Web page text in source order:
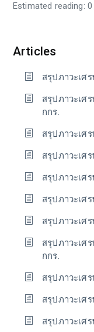
Estimated reading:
Articles
สรุปภาวะเศ
สรุปภาวะเศ
กกร.
สรุปภาวะเศ
สรุปภาวะเศ
สรุปภาวะเศ
สรุปภาวะเศ
สรุปภาวะเศ
สรุปภาวะเศ
กกร.
สรุปภาวะเศ
สรุปภาวะเศ
สรุปภาวะเศ